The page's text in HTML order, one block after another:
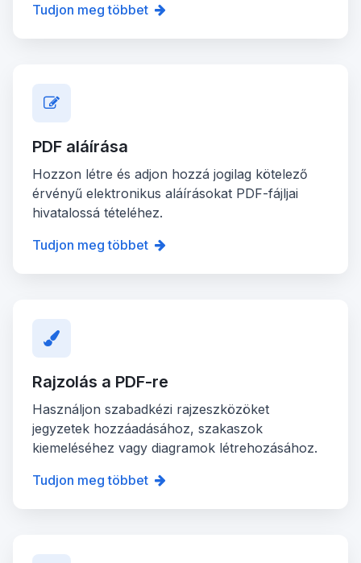
Tudjon meg többet
PDF aláírása
Hozzon létre és adjon hozzá jogilag kötelező
érvényű elektronikus aláírásokat PDF-fájljai
hivatalossá tételéhez.
Tudjon meg többet
Rajzolás a PDF-re
Használjon szabadkézi rajzeszközöket
jegyzetek hozzáadásához, szakaszok
kiemeléséhez vagy diagramok létrehozásához.
Tudjon meg többet